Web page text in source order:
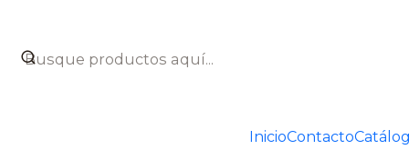
InicioContacto